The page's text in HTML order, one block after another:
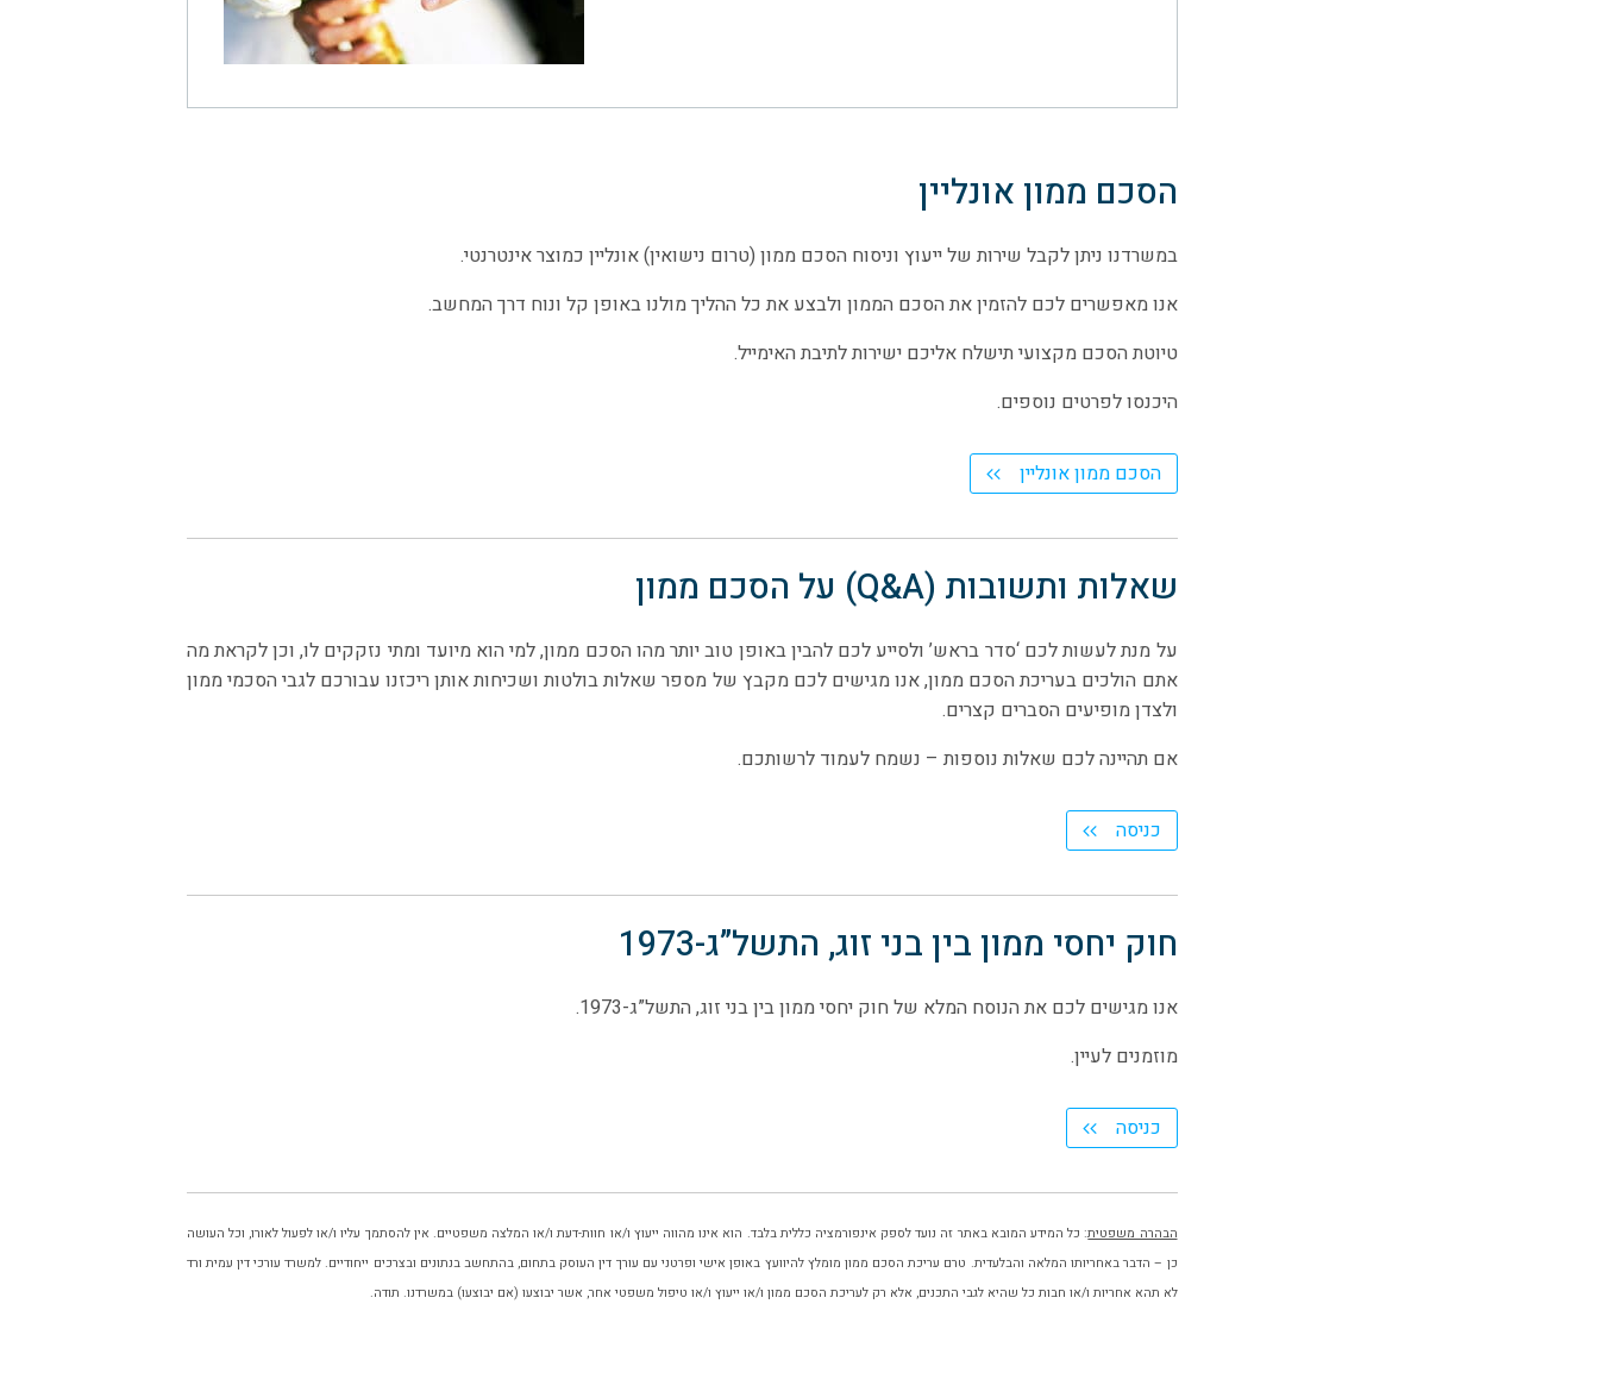
הסכם ממון אונליין
במשרדנו ניתן לקבל שירות של ייעוץ וניסוח הסכם ממון (טרום נישואין) אונליין כמוצר אינטרנטי.
אנו מאפשרים לכם להזמין את הסכם הממון ולבצע את כל ההליך מולנו באופן קל ונוח דרך המחשב.
טיוטת הסכם מקצועי תישלח אליכם ישירות לתיבת האימייל.
היכנסו לפרטים נוספים.
הסכם ממון אונליין
שאלות ותשובות (Q&A) על הסכם ממון
על מנת לעשות לכם ‘סדר בראש’ ולסייע לכם להבין באופן טוב יותר מהו הסכם ממון, למי הוא מיועד ומתי נזקקים לו, וכן לקראת מה
אתם הולכים בעריכת הסכם ממון, אנו מגישים לכם מקבץ של מספר שאלות בולטות ושכיחות אותן ריכזנו עבורכם לגבי הסכמי ממון
ולצדן מופיעים הסברים קצרים.
אם תהיינה לכם שאלות נוספות – נשמח לעמוד לרשותכם.
כניסה
חוק יחסי ממון בין בני זוג, התשל”ג-1973
אנו מגישים לכם את הנוסח המלא של חוק יחסי ממון בין בני זוג, התשל”ג-1973.
מוזמנים לעיין.
כניסה
הבהרה משפטית: כל המידע המובא באתר זה נועד לספק אינפורמציה כללית בלבד. הוא אינו מהווה ייעוץ ו/או חוות-דעת ו/או המלצה משפטיים. אין להסתמך עליו ו/או לפעול לאורו, וכל העושה
כן – הדבר באחריותו המלאה והבלעדית. טרם עריכת הסכם ממון מומלץ להיוועץ באופן אישי ופרטני עם עורך דין העוסק בתחום, בהתחשב בנתונים ובצרכים ייחודיים. למשרד עורכי דין עמית ורד
לא תהא אחריות ו/או חבות כל שהיא לגבי התכנים, אלא רק לעריכת הסכם ממון ו/או ייעוץ ו/או טיפול משפטי אחר, אשר יבוצעו (אם יבוצעו) במשרדנו. תודה.